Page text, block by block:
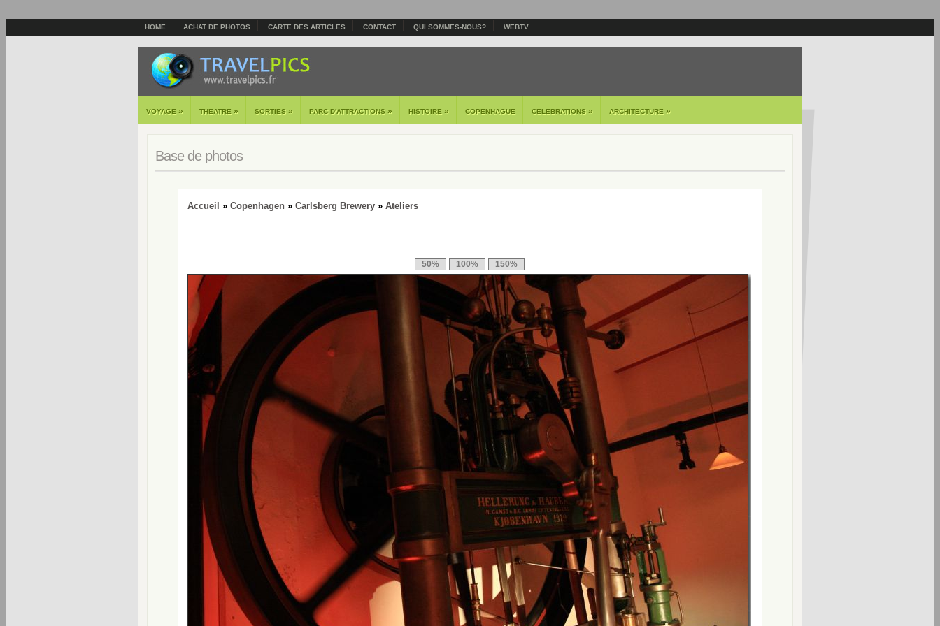
HOME ACHAT DE PHOTOS CARTE DES ARTICLES CONTACT QUI SOMMES-NOUS? WEBTV
VOYAGE » THEATRE » SORTIES » PARC D'ATTRACTIONS » HISTOIRE » COPENHAGUE CELEBRATIONS » ARCHITECTURE »
Base de photos
Accueil » Copenhagen » Carlsberg Brewery » Ateliers